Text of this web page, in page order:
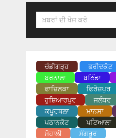
Search
ਚੰਡੀਗੜ੍ਹ ਫਰੀਦਕੋਟ
ਬਰਨਾਲਾ
ਬਠਿੰਡਾ
ਫਾਜ਼ਿਲਕਾ
ਫਿਰੋਜ਼ਪੁਰ
ਹੁਸ਼ਿਆਰਪੁਰ
ਜਲੰਧਰ
ਕਪੂਰਥਲਾ
ਮਾਨਸਾ
ਪਠਾਨਕੋਟ
ਪਟਿਆਲਾ
ਮੋਹਾਲੀ
ਸੰਗਰੂਰ